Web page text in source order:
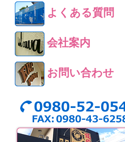
よくある質問
会社案内
お問い合わせ